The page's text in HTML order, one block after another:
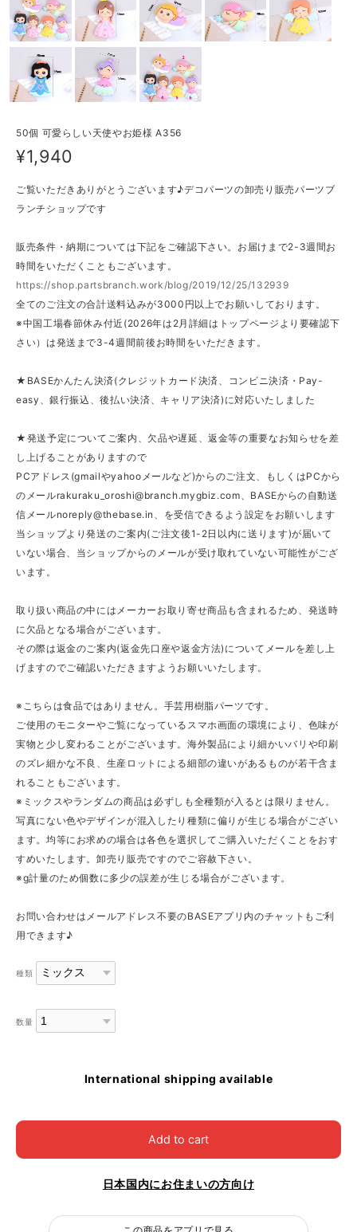
50個 可愛らしい天使やお姫様 A356
¥1,940
ご覧いただきありがとうございます♪デコパーツの卸売り販売パーツブ
ランチショップです
販売条件・納期については下記をご確認下さい。お届けまで2-3週間お
時間をいただくこともございます。
https://shop.partsbranch.work/blog/2019/12/25/132939
全てのご注文の合計送料込みが3000円以上でお願いしております。
※中国工場春節休み付近(2026年は2月詳細はトップページより要確認下
さい）は発送まで3-4週間前後お時間をいただきます。
★BASEかんたん決済(クレジットカード決済、コンビニ決済・Pay-
easy、銀行振込、後払い決済、キャリア決済)に対応いたしました
★発送予定についてご案内、欠品や遅延、返金等の重要なお知らせを差
し上げることがありますので
PCアドレス(gmailやyahooメールなど)からのご注文、もしくはPCから
のメールrakuraku_oroshi@branch.mygbiz.com、BASEからの自動送
信メールnoreply@thebase.in 、を受信できるよう設定をお願いします
当ショップより発送のご案内(ご注文後1-2日以内に送ります)が届いて
いない場合、当ショップからのメールが受け取れていない可能性がござ
います。
取り扱い商品の中にはメーカーお取り寄せ商品も含まれるため、発送時
に欠品となる場合がございます。
その際は返金のご案内(返金先口座や返金方法)についてメールを差し上
げますのでご確認いただきますようお願いいたします。
※こちらは食品ではありません。手芸用樹脂パーツです。
ご使用のモニターやご覧になっているスマホ画面の環境により、色味が
実物と少し変わることがございます。海外製品により細かいバリや印刷
のズレ細かな不良、生産ロットによる細部の違いがあるものが若干含ま
れることもございます。
※ミックスやランダムの商品は必ずしも全種類が入るとは限りません。
写真にない色やデザインが混入したり種類に偏りが生じる場合がござい
ます。均等にお求めの場合は各色を選択してご購入いただくことをおす
すめいたします。卸売り販売ですのでご容赦下さい。
※g計量のため個数に多少の誤差が生じる場合がございます。
お問い合わせはメールアドレス不要のBASEアプリ内のチャットもご利
用できます♪
種類
数量
International shipping available
Add to cart
日本国内にお住まいの方向け